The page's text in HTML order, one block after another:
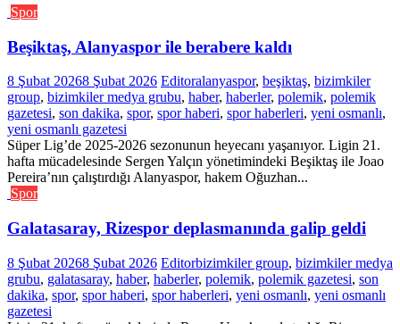
Spor
Beşiktaş, Alanyaspor ile berabere kaldı
8 Şubat 20268 Şubat 2026 Editoralanyaspor, beşiktaş, bizimkiler
group, bizimkiler medya grubu, haber, haberler, polemik, polemik
gazetesi, son dakika, spor, spor haberi, spor haberleri, yeni osmanlı,
yeni osmanlı gazetesi
Süper Lig’de 2025-2026 sezonunun heyecanı yaşanıyor. Ligin 21.
hafta mücadelesinde Sergen Yalçın yönetimindeki Beşiktaş ile Joao
Pereira’nın çalıştırdığı Alanyaspor, hakem Oğuzhan...
Spor
Galatasaray, Rizespor deplasmanında galip geldi
8 Şubat 20268 Şubat 2026 Editorbizimkiler group, bizimkiler medya
grubu, galatasaray, haber, haberler, polemik, polemik gazetesi, son
dakika, spor, spor haberi, spor haberleri, yeni osmanlı, yeni osmanlı
gazetesi